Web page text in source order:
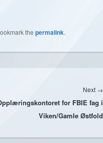
the permalink.
Next →
for FBIE fag i
Viken/Gamle Østfold